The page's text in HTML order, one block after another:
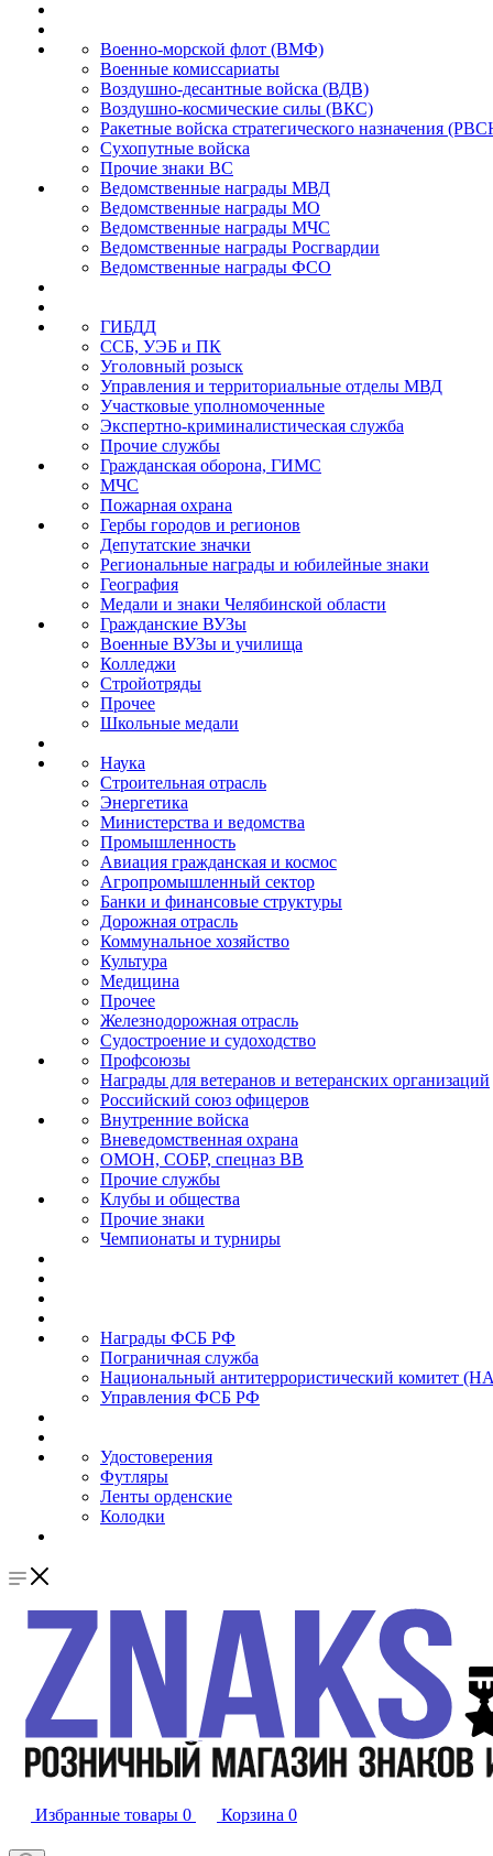
Военно-морской флот (ВМФ)
Военные комиссариаты
Воздушно-десантные войска (ВДВ)
Воздушно-космические силы (ВКС)
Ракетные войска стратегического назначения
Сухопутные войска
Прочие знаки ВС
Ведомственные награды МВД
Ведомственные награды МО
Ведомственные награды МЧС
Ведомственные награды Росгвардии
Ведомственные награды ФСО
ГИБДД
ССБ, УЭБ и ПК
Уголовный розыск
Управления и территориальные отделы МВД
Участковые уполномоченные
Экспертно-криминалистическая служба
Прочие службы
Гражданская оборона, ГИМС
МЧС
Пожарная охрана
Гербы городов и регионов
Депутатские значки
Региональные награды и юбилейные знаки
География
Медали и знаки Челябинской области
Гражданские ВУЗы
Военные ВУЗы и училища
Колледжи
Стройотряды
Прочее
Школьные медали
Наука
Строительная отрасль
Энергетика
Министерства и ведомства
Промышленность
Авиация гражданская и космос
Агропромышленный сектор
Банки и финансовые структуры
Дорожная отрасль
Коммунальное хозяйство
Культура
Медицина
Прочее
Железнодорожная отрасль
Судостроение и судоходство
Профсоюзы
Награды для ветеранов и ветеранских организаций
Российский союз офицеров
Внутренние войска
Вневедомственная охрана
ОМОН, СОБР, спецназ ВВ
Прочие службы
Клубы и общества
Прочие знаки
Чемпионаты и турниры
Награды ФСБ РФ
Пограничная служба
Национальный антитеррористический комитет
Управления ФСБ РФ
Удостоверения
Футляры
Ленты орденские
Колодки
Избранные товары 0 Корзина 0